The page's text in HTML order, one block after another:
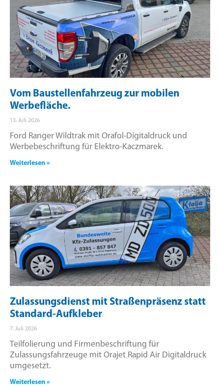
Vom Baustellenfahrzeug zur mobilen
Werbefläche.
13. Juli 2026
Ford Ranger Wildtrak mit Orafol-Digitaldruck und
Werbebeschriftung für Elektro-Kaczmarek.
Weiterlesen »
Zulassungsdienst mit Straßenpräsenz statt
Standard-Aufkleber
7. Juli 2026
Teilfolierung und Firmenbeschriftung für
Zulassungsfahrzeuge mit Orajet Rapid Air Digitaldruck
umgesetzt.
Weiterlesen »